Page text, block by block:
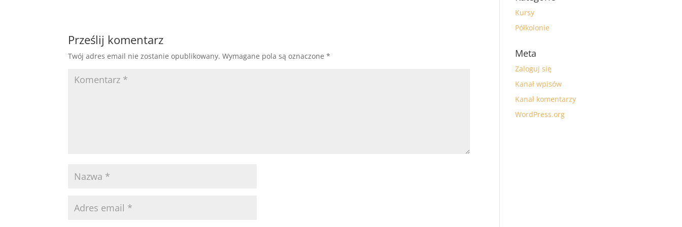
Prześlij komentarz
Twój adres email nie zostanie opublikowany. Wymagane pola są oznaczone*
Kursy
Półkolonie
Meta
Zaloguj się
Kanał wpisów
Kanał komentarzy
WordPress.org